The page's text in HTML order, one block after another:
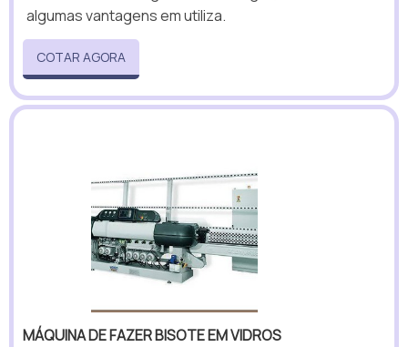
algumas vantagens em utiliza.
COTAR AGORA
MÁQUINA DE FAZER BISOTE EM VIDROS